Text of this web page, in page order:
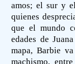
amos; el sur y
quienes
que el mundo
edades de
mapa, Barbie
machismo,